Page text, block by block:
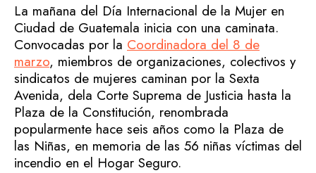
La mañana del Día Internacional de la Mujer en
Ciudad de Guatemala inicia con una caminata.
Convocadas por la Coordinadora del 8 de
marzo, miembros de organizaciones, colectivos y
sindicatos de mujeres caminan por la Sexta
Avenida, dela Corte Suprema de Justicia hasta la
Plaza de la Constitución, renombrada
popularmente hace seis años como la Plaza de
las Niñas, en memoria de las 56 niñas víctimas del
incendio en el Hogar Seguro.